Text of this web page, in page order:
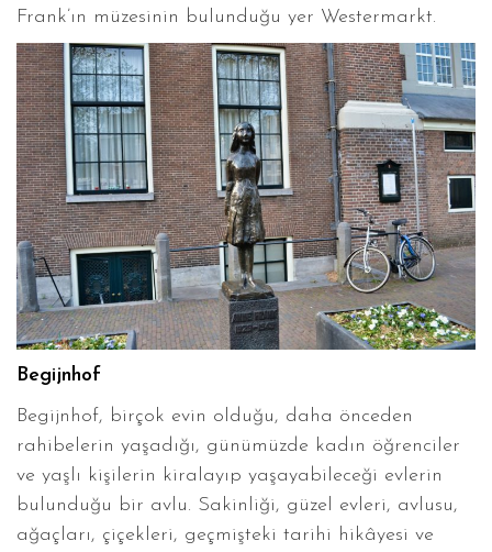
Frank’ın müzesinin bulunduğu yer Westermarkt.
Begijnhof
Begijnhof, birçok evin olduğu, daha önceden
rahibelerin yaşadığı, günümüzde kadın öğrenciler
ve yaşlı kişilerin kiralayıp yaşayabileceği evlerin
bulunduğu bir avlu. Sakinliği, güzel evleri, avlusu,
ağaçları, çiçekleri, geçmişteki tarihi hikâyesi ve